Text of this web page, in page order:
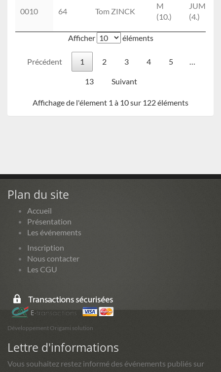
0010 64 Tom ZINCK
M
(10.)
JUM
(4.)
Afficher éléments
Précédent 1 2 3 4 5 …
13 Suivant
Affichage de l'élement 1 à 10 sur 122 éléments
Plan du site
Accueil
Présentation
Les événements
Inscription
Nous contacter
Les CGU
Développement Origami solution
Lettre d'informations
Vous souhaitez restez informé des événements publiés sur